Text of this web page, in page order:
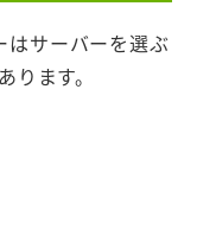
サーバーを選ぶ
ます。